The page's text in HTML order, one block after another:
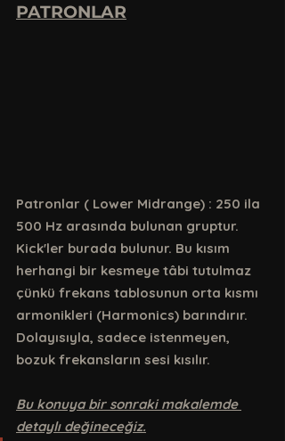
PATRONLAR
Patronlar ( Lower Midrange) : 250 ila
500 Hz arasında bulunan gruptur.
Kick'ler burada bulunur. Bu kısım
herhangi bir kesmeye tâbi tutulmaz
çünkü frekans tablosunun orta kısmı
armonikleri (Harmonics) barındırır.
Dolayısıyla, sadece istenmeyen,
bozuk frekansların sesi kısılır.
Bu konuya bir sonraki makalemde
detaylı değineceğiz.